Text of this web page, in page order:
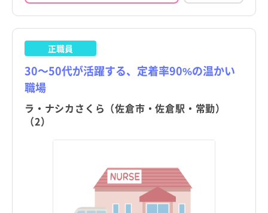
正職員
30～50代が活躍する、定着率90%の温かい
職場
ラ・ナシカさくら（佐倉市・佐倉駅・常勤）
（2）